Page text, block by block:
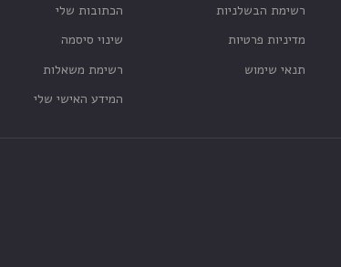
הכתובות שלי
שינוי סיסמה
רשימת משאלות
המידע האישי שלי
רשימת הבשלניות
מדיניות פרטיות
תנאי שימוש